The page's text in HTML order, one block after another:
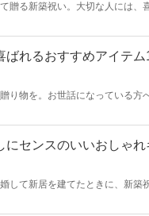
贈る新築祝い。大切な人には
新築祝いギフトにぜひ選んで欲
ばれるおすすめアイテ
り物を。お世話になっている
選ぶとなるとさまざまなジャン
にセンスのいいおしゃ
して新居を建てたときに、新
んなときに知っておくと役に立